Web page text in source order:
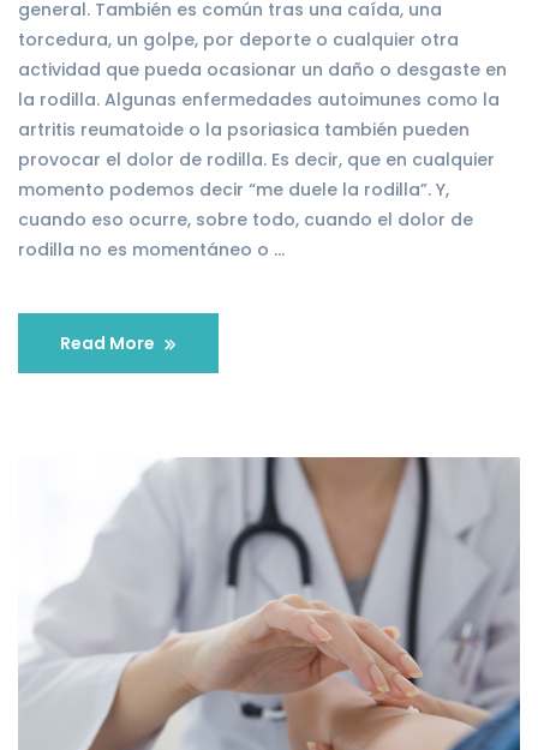
general. También es común tras una caída, una
torcedura, un golpe, por deporte o cualquier otra
actividad que pueda ocasionar un daño o desgaste en
la rodilla. Algunas enfermedades autoimunes como la
artritis reumatoide o la psoriasica también pueden
provocar el dolor de rodilla. Es decir, que en cualquier
momento podemos decir “me duele la rodilla”. Y,
cuando eso ocurre, sobre todo, cuando el dolor de
rodilla no es momentáneo o …
Read More